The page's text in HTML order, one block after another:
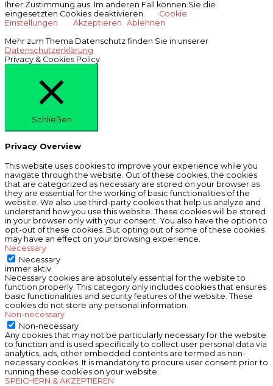
Ihrer Zustimmung aus. Im anderen Fall können Sie die
eingesetzten Cookies deaktivieren.
Cookie
Einstellungen
Akzeptieren Ablehnen
Mehr zum Thema Datenschutz finden Sie in unserer
Datenschutzerklärung
Privacy & Cookies Policy
Schließen
Privacy Overview
This website uses cookies to improve your experience while you
navigate through the website. Out of these cookies, the cookies
that are categorized as necessary are stored on your browser as
they are essential for the working of basic functionalities of the
website. We also use third-party cookies that help us analyze and
understand how you use this website. These cookies will be stored
in your browser only with your consent. You also have the option to
opt-out of these cookies. But opting out of some of these cookies
may have an effect on your browsing experience.
Necessary
Necessary
immer aktiv
Necessary cookies are absolutely essential for the website to
function properly. This category only includes cookies that ensures
basic functionalities and security features of the website. These
cookies do not store any personal information.
Non-necessary
Non-necessary
Any cookies that may not be particularly necessary for the website
to function and is used specifically to collect user personal data via
analytics, ads, other embedded contents are termed as non-
necessary cookies. It is mandatory to procure user consent prior to
running these cookies on your website.
SPEICHERN & AKZEPTIEREN